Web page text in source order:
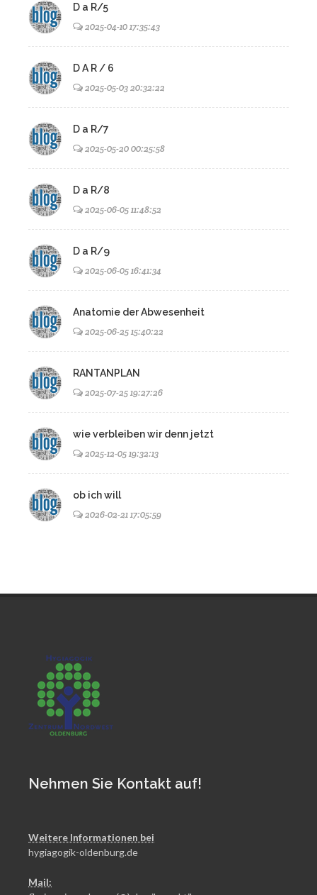
D a R/5
2025-04-10 17:35:43
D A R / 6
2025-05-03 20:32:22
D a R/7
2025-05-20 00:25:58
D a R/8
2025-06-05 11:48:52
D a R/9
2025-06-05 16:41:34
Anatomie der Abwesenheit
2025-06-25 15:40:22
RANTANPLAN
2025-07-25 19:27:26
wie verbleiben wir denn jetzt
2025-12-05 19:32:13
ob ich will
2026-02-21 17:05:59
Nehmen Sie Kontakt auf!
Weitere Informationen bei
hygiagogik-oldenburg.de
Mail: